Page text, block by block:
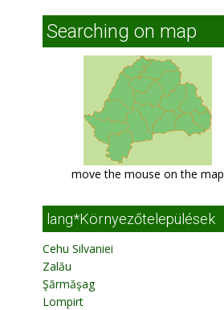
Searching on map
move the mouse on the map
lang*Környezőtelepülések
Cehu Silvaniei
Zalău
Şărmăşag
Lompirt